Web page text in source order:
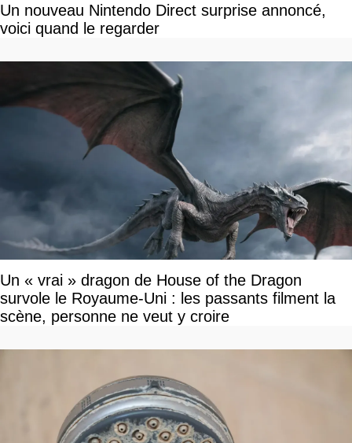
Un nouveau Nintendo Direct surprise annoncé,
voici quand le regarder
Un « vrai » dragon de House of the Dragon
survole le Royaume-Uni : les passants filment la
scène, personne ne veut y croire